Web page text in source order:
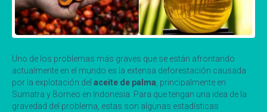
Uno de los problemas más graves que se están afrontando
actualmente en el mundo es la extensa deforestación causada
por la explotación del aceite de palma , principalmente en
Sumatra y Borneo en Indonesia. Para que tengan una idea de la
gravedad del problema, estas son algunas estadísticas